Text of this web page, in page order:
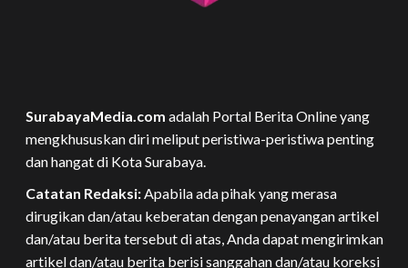
SurabayaMedia.com adalah Portal Berita Online yang
mengkhususkan diri meliput peristiwa-peristiwa penting
dan hangat di Kota Surabaya.
Catatan Redaksi:Apabila ada pihak yang merasa
dirugikan dan/atau keberatan dengan penayangan artikel
dan/atau berita tersebut di atas, Anda dapat mengirimkan
artikel dan/atau berita berisi sanggahan dan/atau koreksi